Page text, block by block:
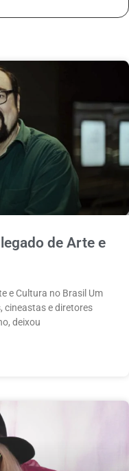
de Arte e
e Cultura no Brasil Um
cineastas e diretores
deixou